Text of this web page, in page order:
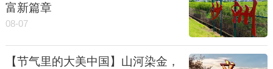
富新篇章
08-07
【节气里的大美中国】山河染金，